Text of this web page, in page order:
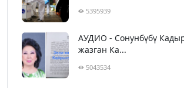
5395939
АУДИО - Сонунбүбү
жазган Ка...
5043534